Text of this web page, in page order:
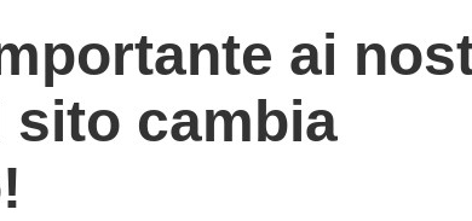
ai
cambia